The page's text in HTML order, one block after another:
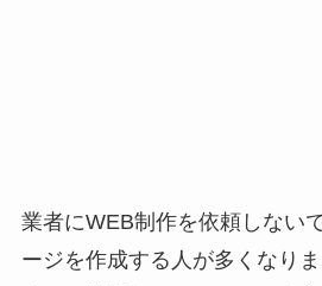
業者にWEB制作を依頼しない
ージを作成する人が多くなり